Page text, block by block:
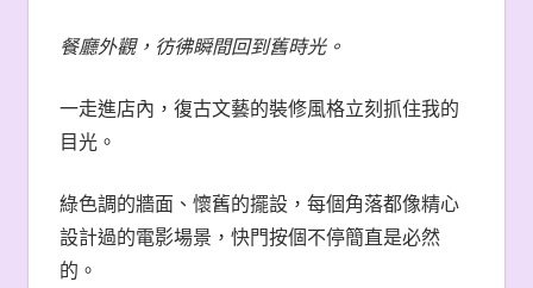
餐廳外觀，彷彿瞬間回到舊時光。
一走進店內，復古文藝的裝修風格立刻抓住我的
目光。
綠色調的牆面、懷舊的擺設，每個角落都像精心
設計過的電影場景，快門按個不停簡直是必然
的。